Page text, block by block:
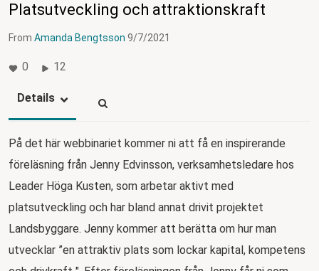
Platsutveckling och attraktionskraft
From Amanda Bengtsson 9/7/2021
0 12
Details
På det här webbinariet kommer ni att få en inspirerande
föreläsning från Jenny Edvinsson, verksamhetsledare hos
Leader Höga Kusten, som arbetar aktivt med
platsutveckling och har bland annat drivit projektet
Landsbyggare. Jenny kommer att berätta om hur man
utvecklar ”en attraktiv plats som lockar kapital, kompetens